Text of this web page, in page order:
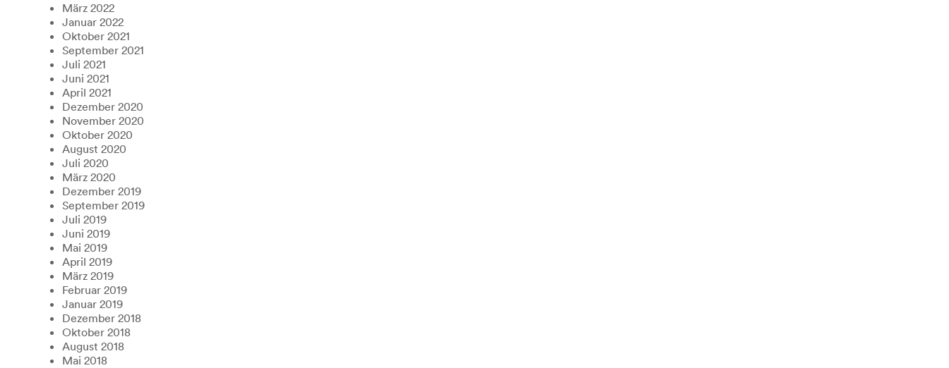
März 2022
Januar 2022
Oktober 2021
September 2021
Juli 2021
Juni 2021
April 2021
Dezember 2020
November 2020
Oktober 2020
August 2020
Juli 2020
März 2020
Dezember 2019
September 2019
Juli 2019
Juni 2019
Mai 2019
April 2019
März 2019
Februar 2019
Januar 2019
Dezember 2018
Oktober 2018
August 2018
Mai 2018